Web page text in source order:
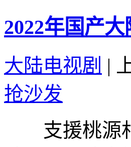
2022年国产
大陆电视剧 |
抢沙发
支援桃源村